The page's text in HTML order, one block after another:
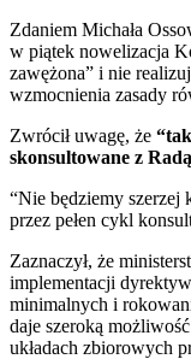
Zdaniem Michała
w piątek nowelizacja
zawężona” i nie
wzmocnienia zasady
Zwrócił uwagę, że
skonsultowane z
“Nie będziemy szerzej
przez pełen cykl
Zaznaczył, że
implementacji
minimalnych i
daje szeroką
układach zbiorowych